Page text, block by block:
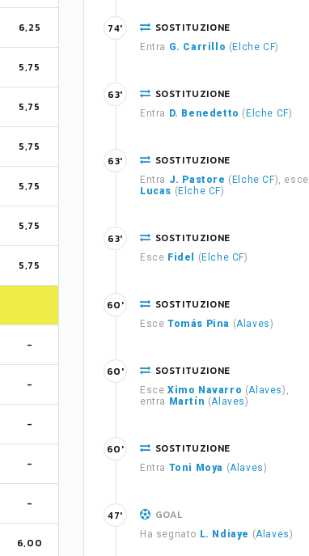
6,25
5,75
5,75
5,75
5,75
5,75
5,75
-
-
-
-
-
6,00
SOSTITUZIONE
Entra G. Carrillo ( Elche CF)
74'
SOSTITUZIONE
Entra D. Benedetto ( Elche CF)
63'
SOSTITUZIONE
Entra J. Pastore ( Elche CF), esce
Lucas ( Elche CF)
63'
SOSTITUZIONE
Esce Fidel ( Elche CF)
63'
SOSTITUZIONE
Esce Tomás Pina (Alaves)
60'
SOSTITUZIONE
Esce Ximo Navarro (Alaves),
entra
Martín (Alaves)
60'
SOSTITUZIONE
Entra Toni Moya (Alaves)
60'
GOAL
Ha segnato L. Ndiaye (Alaves)
47'